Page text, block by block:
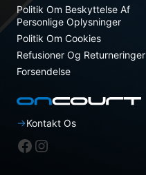
Politik Om Beskyttelse Af
Personlige Oplysninger
Politik Om Cookies
Refusioner Og Returneringer
Forsendelse
Kontakt Os
Facebook
Instagram